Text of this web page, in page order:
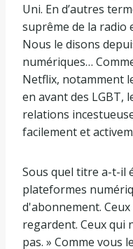
Uni. En d’autres
suprême de la radio
Nous le disons
numériques…
Netflix, notamment
en avant des LGBT,
relations
facilement et
Sous quel titre a-t-il
plateformes
d'abonnement.
regardent. Ceux qui
pas. » Comme vous